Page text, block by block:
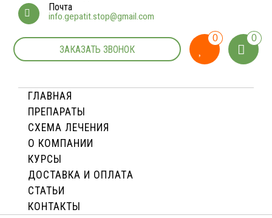
Почта
info.gepatit.stop@gmail.com
ЗАКАЗАТЬ ЗВОНОК
0 0
ГЛАВНАЯ
ПРЕПАРАТЫ
СХЕМА ЛЕЧЕНИЯ
О КОМПАНИИ
КУРСЫ
ДОСТАВКА И ОПЛАТA
СТАТЬИ
КОНТАКТЫ